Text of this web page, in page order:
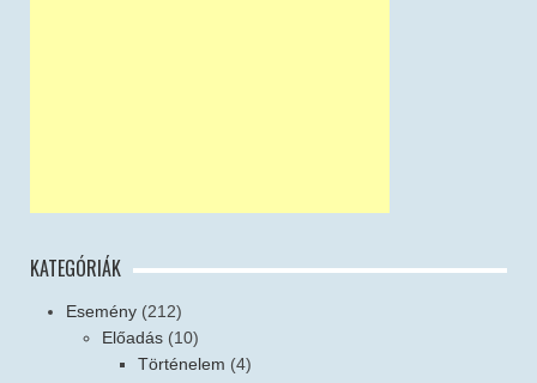
KATEGÓRIÁK
Esemény (212)
Előadás (10)
Történelem (4)